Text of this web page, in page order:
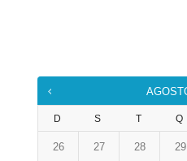
D S T Q
26 27 28 29